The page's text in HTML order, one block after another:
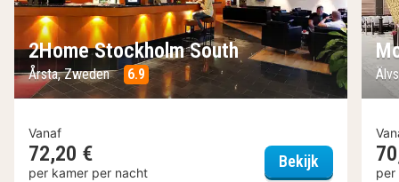
2Home Stockholm South
Årsta, Zweden 6.9
Vanaf
72,20 €
per kamer per nacht
Bekijk 2Home
per